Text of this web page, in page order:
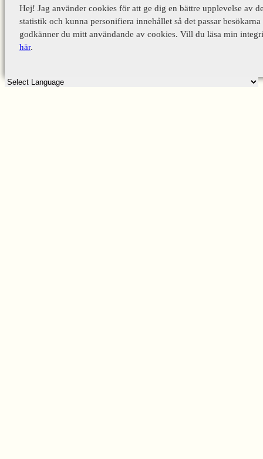
Hej! Jag använder cookies för att ge dig en bättre upplevelse av
statistik och kunna personifiera innehållet så det passar
godkänner du mitt användande av cookies. Vill du läsa min
här.